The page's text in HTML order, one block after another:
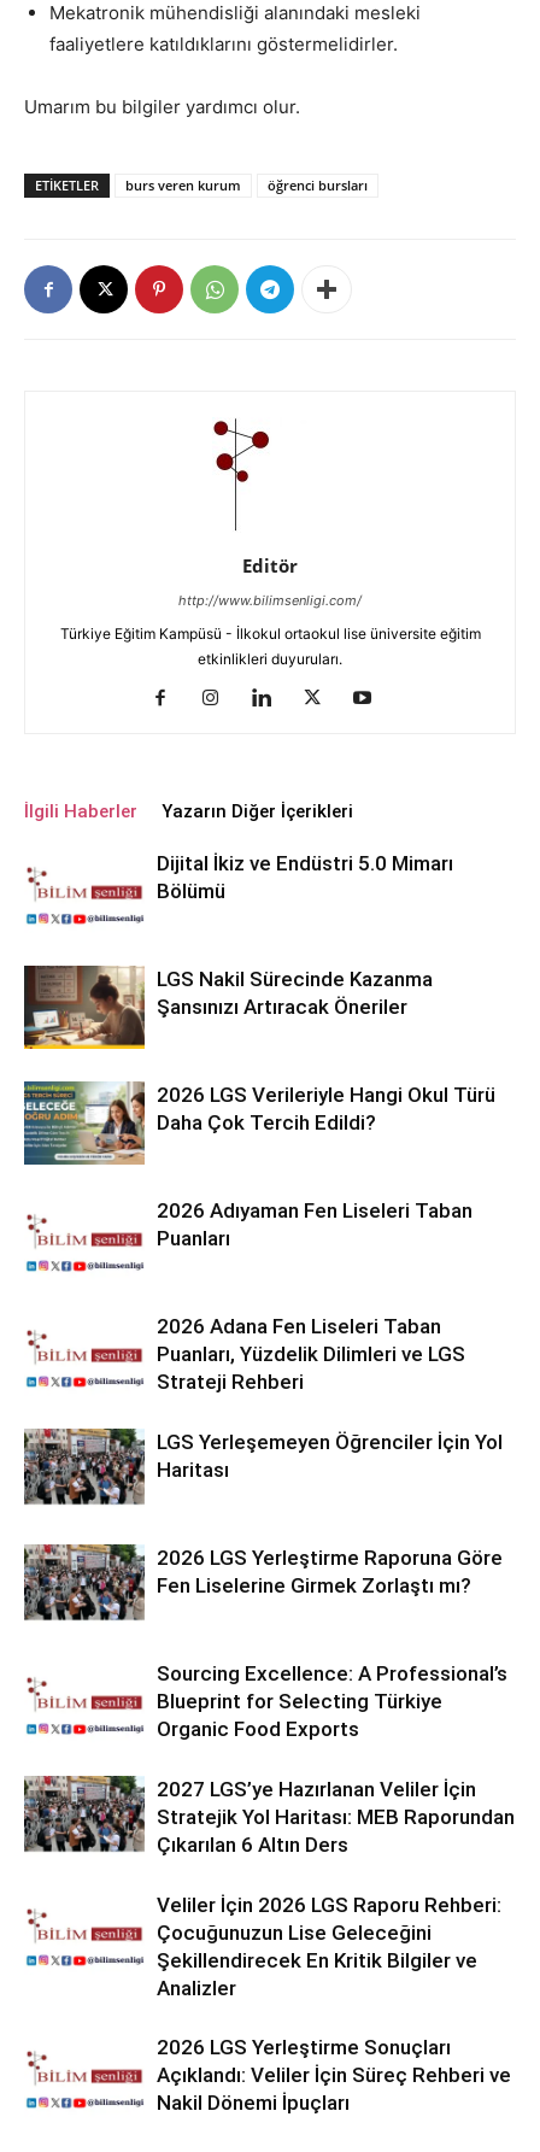
Mekatronik mühendisliği alanındaki mesleki
faaliyetlere katıldıklarını göstermelidirler.
Umarım bu bilgiler yardımcı olur.
ETIKETLER burs veren kurum öğrenci bursları
Editör
http://www.bilimsenligi.com/
Türkiye Eğitim Kampüsü - İlkokul ortaokul lise üniversite eğitim
etkinlikleri duyuruları.
İlgili Haberler Yazarın Diğer İçerikleri
Dijital İkiz ve Endüstri 5.0 Mimarı
Bölümü
LGS Nakil Sürecinde Kazanma
Şansınızı Artıracak Öneriler
2026 LGS Verileriyle Hangi Okul Türü
Daha Çok Tercih Edildi?
2026 Adıyaman Fen Liseleri Taban
Puanları
2026 Adana Fen Liseleri Taban
Puanları, Yüzdelik Dilimleri ve LGS
Strateji Rehberi
LGS Yerleşemeyen Öğrenciler İçin Yol
Haritası
2026 LGS Yerleştirme Raporuna Göre
Fen Liselerine Girmek Zorlaştı mı?
Sourcing Excellence: A Professional’s
Blueprint for Selecting Türkiye
Organic Food Exports
2027 LGS’ye Hazırlanan Veliler İçin
Stratejik Yol Haritası: MEB Raporundan
Çıkarılan 6 Altın Ders
Veliler İçin 2026 LGS Raporu Rehberi:
Çocuğunuzun Lise Geleceğini
Şekillendirecek En Kritik Bilgiler ve
Analizler
2026 LGS Yerleştirme Sonuçları
Açıklandı: Veliler İçin Süreç Rehberi ve
Nakil Dönemi İpuçları